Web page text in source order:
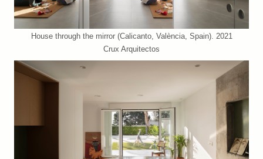
House through the mirror (Calicanto, València, Spain). 2021
Crux Arquitectos